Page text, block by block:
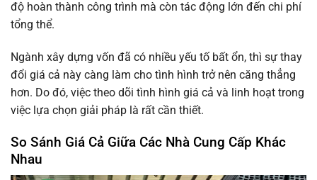
độ hoàn thành công trình mà còn tác động lớn đến chi phí
tổng thể.
Ngành xây dựng vốn đã có nhiều yếu tố bất ổn, thì sự thay
đổi giá cả này càng làm cho tình hình trở nên căng thẳng
hơn. Do đó, việc theo dõi tình hình giá cả và linh hoạt trong
việc lựa chọn giải pháp là rất cần thiết.
So Sánh Giá Cả Giữa Các Nhà Cung Cấp Khác
Nhau